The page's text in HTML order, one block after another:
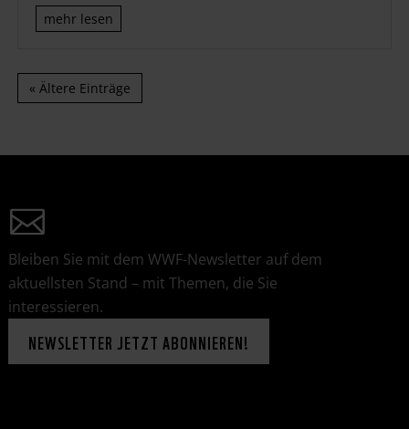
mehr lesen
« Ältere Einträge
Bleiben Sie mit dem WWF-Newsletter auf dem
aktuellsten Stand – mit Themen, die Sie
interessieren.
NEWSLETTER JETZT ABONNIEREN!